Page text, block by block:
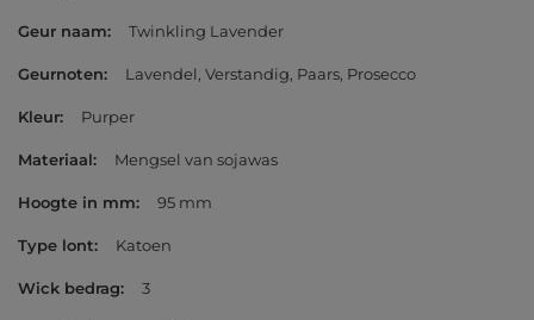
Geur naam Twinkling Lavender
Geurnoten Lavendel Verstandig Paars Prosecco
Kleur Purper
Materiaal Mengsel van sojawas
Hoogte in mm 95 mm
Type lont Katoen
Wick bedrag 3